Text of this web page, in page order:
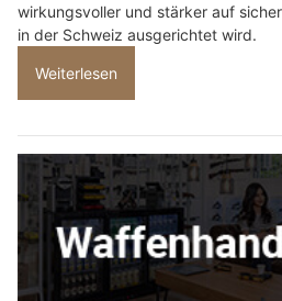
wirkungsvoller und stärker auf
in der Schweiz ausgerichtet wird.
Weiterlesen